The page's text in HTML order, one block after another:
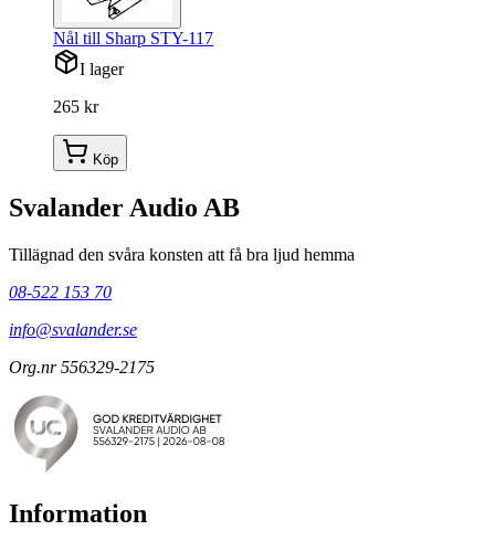
Nål till Sharp STY-117
I lager
265 kr
Köp
Svalander Audio AB
Tillägnad den svåra konsten att få bra ljud hemma
08-522 153 70
info@svalander.se
Org.nr 556329-2175
Information